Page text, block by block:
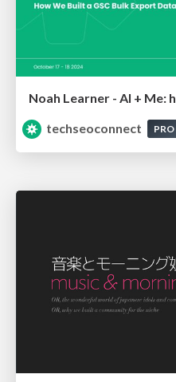
techseoconnect
PRO